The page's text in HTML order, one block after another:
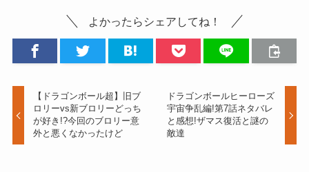
よかったらシェアしてね！
【ドラゴンボール超】旧ブ
ロリーvs新ブロリーどっち
が好き!?今回のブロリー意
外と悪くなかったけど
ドラゴンボールヒーローズ
宇宙争乱編!第7話ネタバレ
と感想!ザマス復活と謎の
敵達